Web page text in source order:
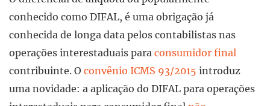
conhecido como DIFAL, é uma obrigação já
conhecida de longa data pelos contabilistas nas
operações interestaduais para consumidor final
contribuinte. O convênio ICMS 93/2015 introduz
uma novidade: a aplicação do DIFAL para operações